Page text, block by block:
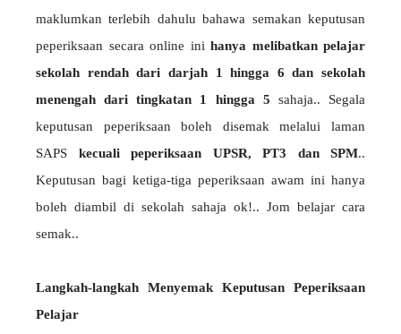
maklumkan terlebih dahulu bahawa semakan keputusan
peperiksaan secara online ini hanya melibatkan pelajar
sekolah rendah dari darjah 1 hingga 6 dan sekolah
menengah dari tingkatan 1 hingga 5 sahaja.. Segala
keputusan peperiksaan boleh disemak melalui laman
SAPS kecuali peperiksaan UPSR, PT3 dan SPM..
Keputusan bagi ketiga-tiga peperiksaan awam ini hanya
boleh diambil di sekolah sahaja ok!.. Jom belajar cara
semak..
Langkah-langkah Menyemak Keputusan Peperiksaan
Pelajar